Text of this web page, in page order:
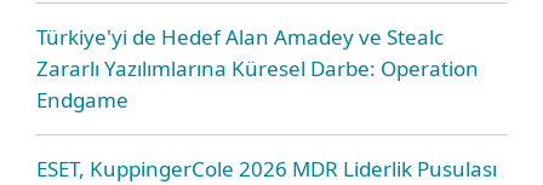
Türkiye'yi de Hedef Alan Amadey ve Stealc
Zararlı Yazılımlarına Küresel Darbe: Operation
Endgame
ESET, KuppingerCole 2026 MDR Liderlik Pusulası